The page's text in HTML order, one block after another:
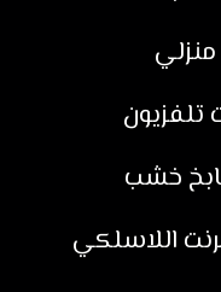
خشب
اللاسلكي